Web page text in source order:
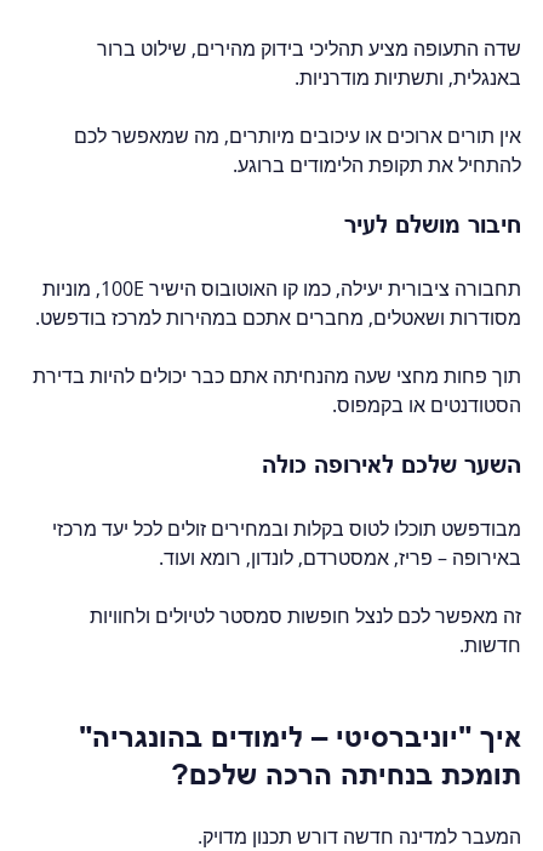
שדה התעופה מציע תהליכי בידוק מהירים, שילוט ברור
באנגלית, ותשתיות מודרניות.
אין תורים ארוכים או עיכובים מיותרים, מה שמאפשר לכם
להתחיל את תקופת הלימודים ברוגע.
חיבור מושלם לעיר
תחבורה ציבורית יעילה, כמו קו האוטובוס הישיר 100E, מוניות
מסודרות ושאטלים, מחברים אתכם במהירות למרכז בודפשט.
תוך פחות מחצי שעה מהנחיתה אתם כבר יכולים להיות בדירת
הסטודנטים או בקמפוס.
השער שלכם לאירופה כולה
מבודפשט תוכלו לטוס בקלות ובמחירים זולים לכל יעד מרכזי
באירופה – פריז, אמסטרדם, לונדון, רומא ועוד.
זה מאפשר לכם לנצל חופשות סמסטר לטיולים ולחוויות
חדשות.
איך "יוניברסיטי – לימודים בהונגריה"
תומכת בנחיתה הרכה שלכם?
המעבר למדינה חדשה דורש תכנון מדויק.